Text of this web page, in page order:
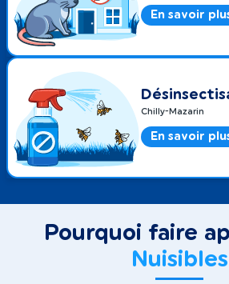
En savoir
Chilly-Mazarin
En savoir
Pourquoi faire
Nuisibles